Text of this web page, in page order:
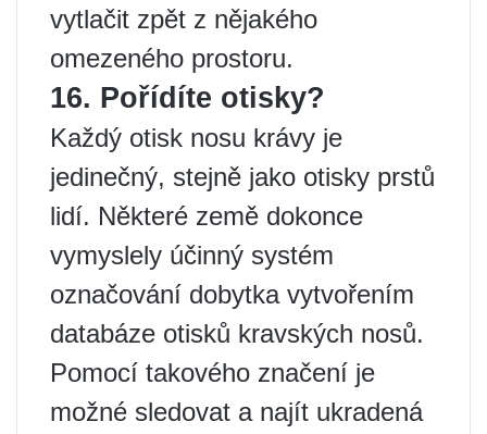
vytlačit zpět z nějakého
omezeného prostoru.
16. Pořídíte otisky?
Každý otisk nosu krávy je
jedinečný, stejně jako otisky prstů
lidí. Některé země dokonce
vymyslely účinný systém
označování dobytka vytvořením
databáze otisků kravských nosů.
Pomocí takového značení je
možné sledovat a najít ukradená